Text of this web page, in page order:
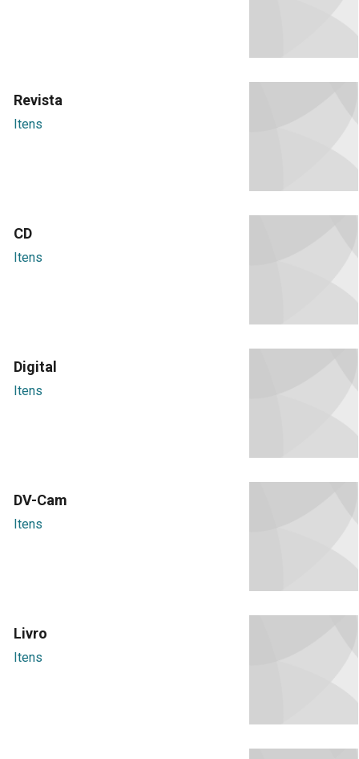
Revista
Itens
CD
Itens
Digital
Itens
DV-Cam
Itens
Livro
Itens